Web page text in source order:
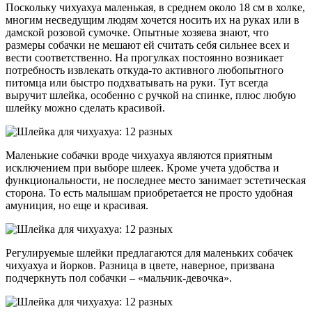
Поскольку чихуахуа маленькая, в среднем около 18 см в холке,
многим несведущим людям хочется носить их на руках или в
дамской розовой сумочке. Опытные хозяева знают, что
размеры собачки не мешают ей считать себя сильнее всех и
вести соответственно. На прогулках постоянно возникает
потребность извлекать откуда-то активного любопытного
питомца или быстро подхватывать на руки. Тут всегда
выручит шлейка, особенно с ручкой на спинке, плюс любую
шлейку можно сделать красивой.
Маленькие собачки вроде чихуахуа являются приятным
исключением при выборе шлеек. Кроме учета удобства и
функциональности, не последнее место занимает эстетическая
сторона. То есть малышам приобретается не просто удобная
амуниция, но еще и красивая.
Регулируемые шлейки предлагаются для маленьких собачек
чихуахуа и йорков. Разница в цвете, наверное, призвана
подчеркнуть пол собачки – «мальчик-девочка».